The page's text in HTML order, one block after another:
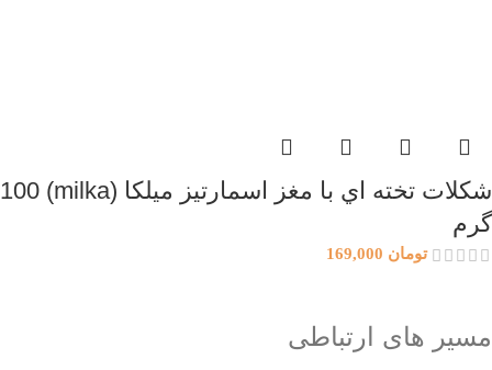
شكلات تخته اي با مغز اسمارتيز ميلكا (milka) 100
گرم
تومان
مسیر های ارتباطی